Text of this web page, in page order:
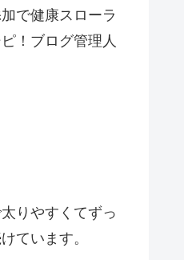
で健康スローラ
！ブログ管理人
りやすくてずっ
ています。